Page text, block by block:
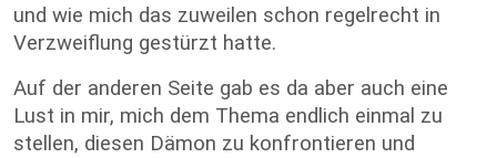
und wie mich das zuweilen schon regelrecht in
Verzweiflung gestürzt hatte.
Auf der anderen Seite gab es da aber auch eine
Lust in mir, mich dem Thema endlich einmal zu
stellen, diesen Dämon zu konfrontieren und